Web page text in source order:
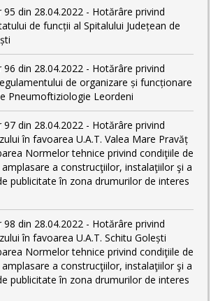
din 28.04.2022 - Hotărâre privind
de funcții al Spitalului Județean de
din 28.04.2022 - Hotărâre privind
de organizare și funcționare
Pneumoftiziologie Leordeni
din 28.04.2022 - Hotărâre privind
în favoarea U.A.T. Valea Mare Pravăț
Normelor tehnice privind condiţiile de
a construcţiilor, instalaţiilor şi a
publicitate în zona drumurilor de interes
din 28.04.2022 - Hotărâre privind
în favoarea U.A.T. Schitu Golești
Normelor tehnice privind condiţiile de
a construcţiilor, instalaţiilor şi a
publicitate în zona drumurilor de interes